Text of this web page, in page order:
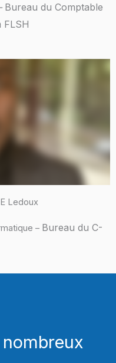
Bureau du Comptable
FLSH
Ledoux
– Bureau du C-